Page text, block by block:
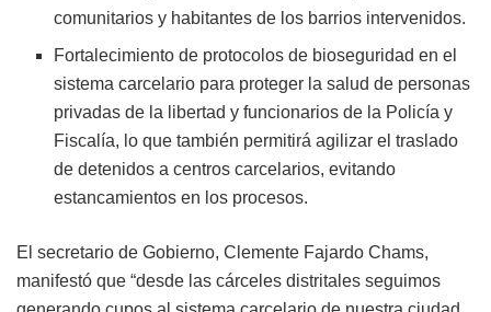
comunitarios y habitantes de los barrios intervenidos.
Fortalecimiento de protocolos de bioseguridad en el
sistema carcelario para proteger la salud de personas
privadas de la libertad y funcionarios de la Policía y
Fiscalía, lo que también permitirá agilizar el traslado
de detenidos a centros carcelarios, evitando
estancamientos en los procesos.
El secretario de Gobierno, Clemente Fajardo Chams,
manifestó que “desde las cárceles distritales seguimos